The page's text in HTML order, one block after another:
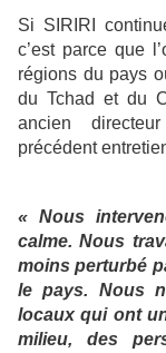
Si SIRIRI
c’est parce que
régions du pays
du Tchad et du
ancien
précédent
« Nous
calme. Nous
moins perturbé
le pays. Nous
locaux qui ont
milieu, des